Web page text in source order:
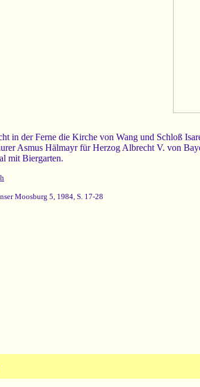
in der Ferne die Kirche von Wang und Schloß
Asmus Hälmayr für Herzog Albrecht V. von
mit Biergarten.
Moosburg 5, 1984, S. 17-28